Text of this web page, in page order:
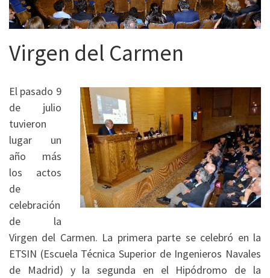
Virgen del Carmen
El pasado 9
de julio
tuvieron
lugar un
año más
los actos
de
celebración
de la
Virgen del Carmen. La primera parte se celebró en la
ETSIN (Escuela Técnica Superior de Ingenieros Navales
de Madrid) y la segunda en el Hipódromo de la